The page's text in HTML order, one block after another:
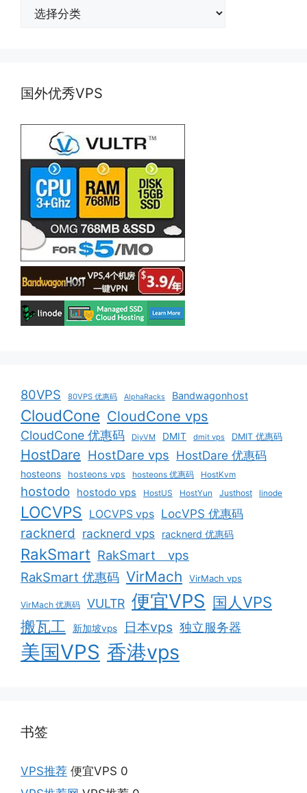
国外优秀VPS
80VPS 80VPS 优惠码 AlphaRacks Bandwagonhost
CloudCone CloudCone vps
CloudCone 优惠码 DiyVM DMIT dmit vps DMIT 优惠码
HostDare HostDare vps HostDare 优惠码
hosteons hosteons vps hosteons 优惠码 HostKvm
hostodo hostodo vps HostUS HostYun Justhost linode
LOCVPS LOCVPS vps LocVPS 优惠码
racknerd racknerd vps racknerd 优惠码
RakSmart RakSmart vps
RakSmart 优惠码 VirMach VirMach vps
VirMach 优惠码 VULTR 便宜VPS 国人VPS
搬瓦工
新加坡vps 日本vps 独立服务器
美国VPS 香港vps
书签
VPS推荐 便宜VPS 0